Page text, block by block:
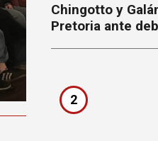
Chingotto y
Pretoria ante
2